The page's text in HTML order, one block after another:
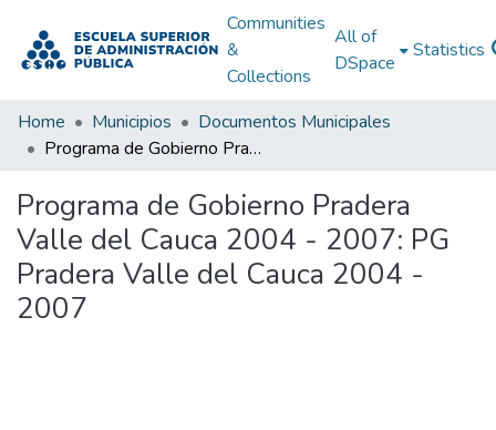
Communities
&
Collections
All of
DSpace
Statistics
Home Municipios
Documentos Municipales
Programa de Gobierno Pradera Valle del Cauca 2004 - 2007: PG Pradera Valle del Cauca 2004 - 2007
Programa de Gobierno Pradera
Valle del Cauca 2004 - 2007: PG
Pradera Valle del Cauca 2004 -
2007